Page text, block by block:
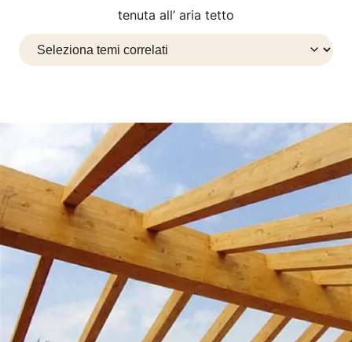
tenuta all’ aria tetto